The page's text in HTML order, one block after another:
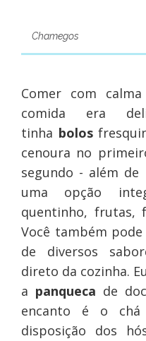
Chamegos
Comer com
comida era
tinha bolos
cenoura no
segundo - além de
uma opção
quentinho, frutas,
Você também
de diversos
direto da cozinha.
a panqueca de
encanto é o
disposição dos